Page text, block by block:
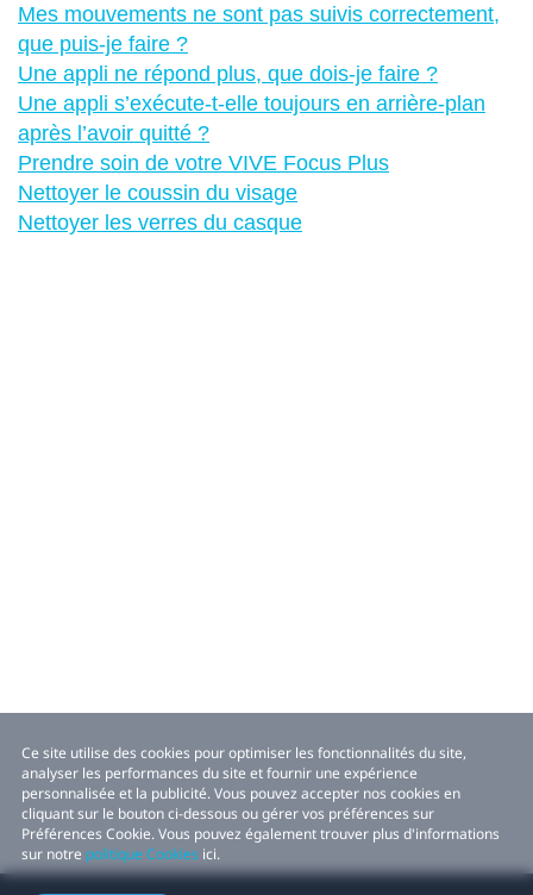
Mes mouvements ne sont pas suivis correctement,
que puis-je faire ?
Une appli ne répond plus, que dois-je faire ?
Une appli s’exécute-t-elle toujours en arrière-plan
après l’avoir quitté ?
Prendre soin de votre VIVE Focus Plus
Nettoyer le coussin du visage
Nettoyer les verres du casque
Ce site utilise des cookies pour optimiser les fonctionnalités du site,
analyser les performances du site et fournir une expérience
personnalisée et la publicité. Vous pouvez accepter nos cookies en
cliquant sur le bouton ci-dessous ou gérer vos préférences sur
Préférences Cookie. Vous pouvez également trouver plus d'informations
sur notre politique Cookies ici.